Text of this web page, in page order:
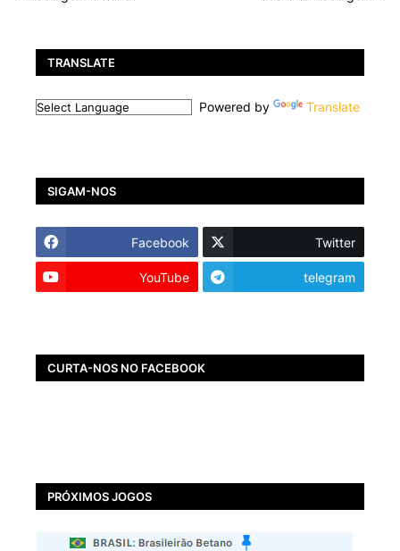
TRANSLATE
Powered by Translate
SIGAM-NOS
Facebook Twitter
YouTube telegram
CURTA-NOS NO FACEBOOK
PRÓXIMOS JOGOS